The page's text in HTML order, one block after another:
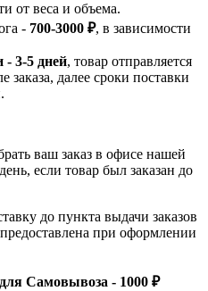
от веса и объема.
- 700-3000 ₽, в зависимости
- 3-5 дней, товар отправляется
далее сроки поставки
ваш заказ в офисе нашей
если товар был заказан до
до пункта выдачи заказов
при оформлении
Самовывоза - 1000 ₽